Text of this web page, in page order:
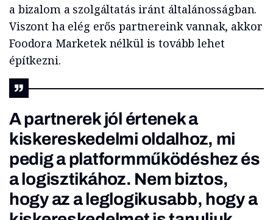
a bizalom a szolgáltatás iránt általánosságban.
Viszont ha elég erős partnereink vannak, akkor
Foodora Marketek nélkül is tovább lehet
építkezni.
A partnerek jól értenek a
kiskereskedelmi oldalhoz, mi
pedig a platformműködéshez és
a logisztikához. Nem biztos,
hogy az a leglogikusabb, hogy a